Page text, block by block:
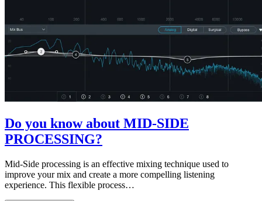
Do you know about MID-SIDE
PROCESSING?
Mid-Side processing is an effective mixing technique used to
improve your mix and create a more compelling listening
experience. This flexible process…